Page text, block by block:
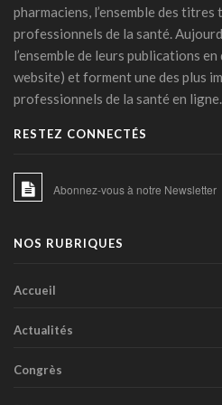
Covid long: une menace
06 mars 2026 - 17:24
PFAS: un espoir bactérien
06 mars 2026 - 15:00
18 février 2026 - 14:45
IA et médicaments : les "10
transatlantiques
IA clinique : la Commission
23 janvier 2026 - 06:54
risque basée sur l’apprentissage
pharmaciens, l’ensemble des
professionnels de la santé.
l’ensemble de leurs publications
website) et forment une des plus
professionnels de la santé en ligne.
RESTEZ CONNECTÉS
Abonnez-vous à notre Newsletter
NOS RUBRIQUES
Accueil
Actualités
Congrès